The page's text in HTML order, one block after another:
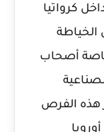
كرواتيا
خاصة أصحاب
هذه الفرص